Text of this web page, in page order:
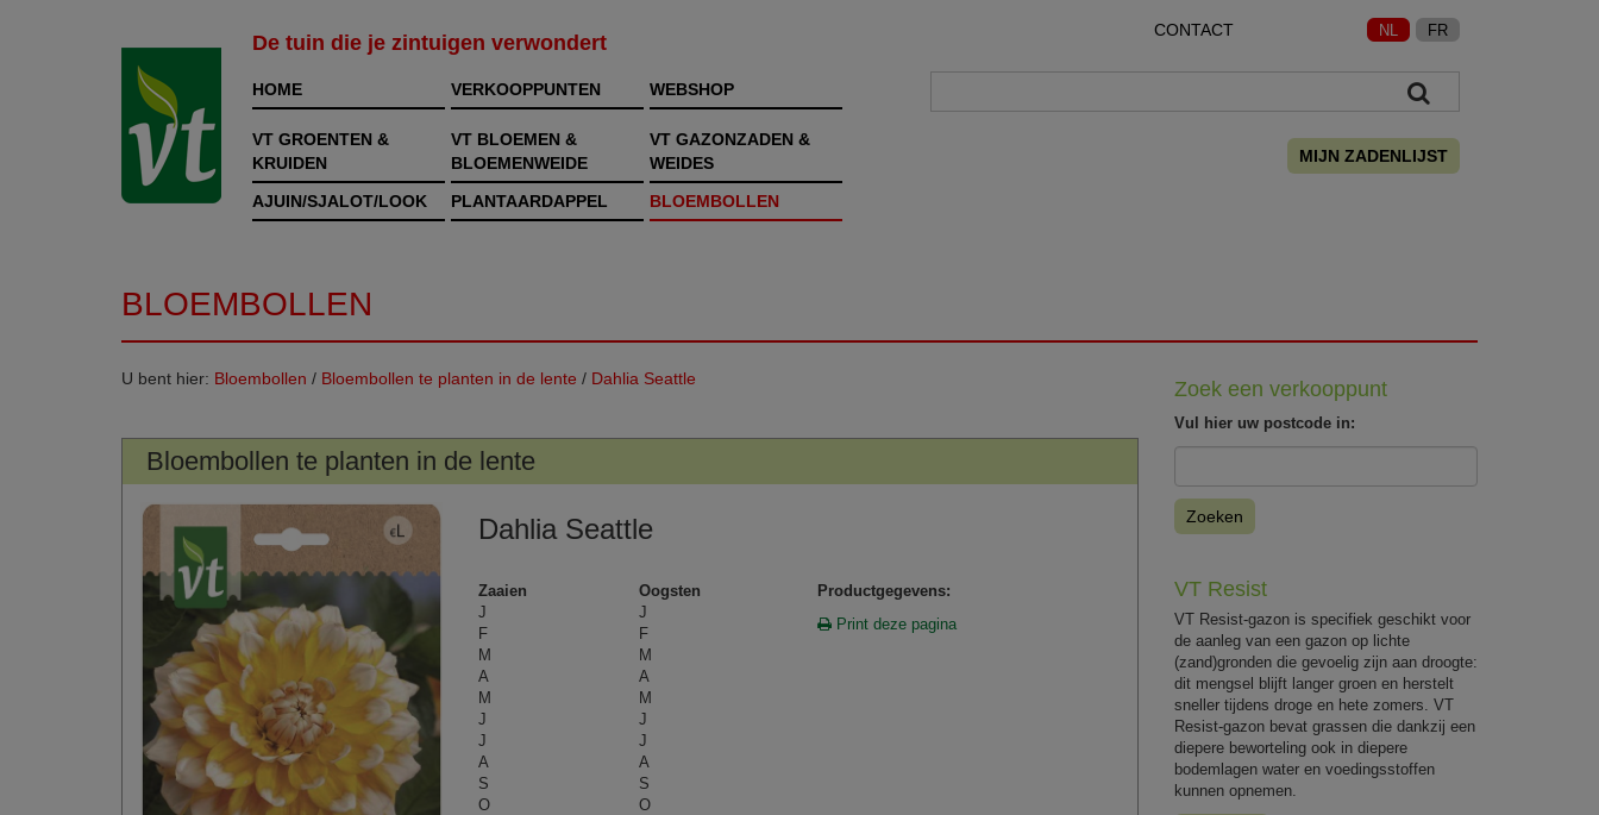
De tuin die je zintuigen verwondert
CONTACT NL FR
HOME VERKOOPPUNTEN WEBSHOP
VT GROENTEN &
KRUIDEN
VT BLOEMEN &
BLOEMENWEIDE
VT GAZONZADEN &
WEIDES
AJUIN/SJALOT/LOOK
PLANTAARDAPPEL BLOEMBOLLEN
MIJN ZADENLIJST
BLOEMBOLLEN
U bent hier: Bloembollen / Bloembollen te planten in de lente / Dahlia Seattle
Bloembollen te planten in de lente
Dahlia Seattle
Zaaien
Oogsten
J
J
F
F
M
M
A
A
M
M
J
J
J
J
A
A
S
S
O
O
Productgegevens:
Print deze pagina
Zoek een verkooppunt
Vul hier uw postcode in:
Zoeken
VT Resist
VT Resist-gazon is specifiek geschikt voor
de aanleg van een gazon op lichte
(zand)gronden die gevoelig zijn aan droogte:
dit mengsel blijft langer groen en herstelt
sneller tijdens droge en hete zomers. VT
Resist-gazon bevat grassen die dankzij een
diepere beworteling ook in diepere
bodemlagen water en voedingsstoffen
kunnen opnemen.